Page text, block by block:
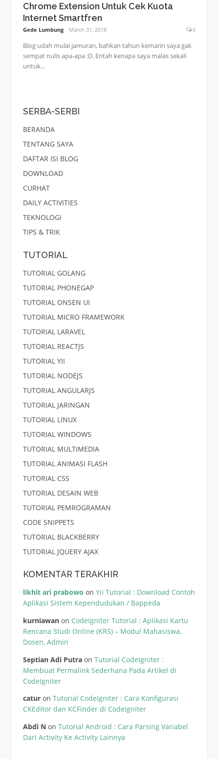
Chrome Extension Untuk Cek Kuota
Internet Smartfren
Gede Lumbung March 31, 2018 0
Blog udah mulai jamuran, bahkan tahun kemarin saya gak
sempat nulis apa-apa :D. Entah kenapa saya malas sekali
untuk...
SERBA-SERBI
BERANDA
TENTANG SAYA
DAFTAR ISI BLOG
DOWNLOAD
CURHAT
DAILY ACTIVITIES
TEKNOLOGI
TIPS & TRIK
TUTORIAL
TUTORIAL GOLANG
TUTORIAL PHONEGAP
TUTORIAL ONSEN UI
TUTORIAL MICRO FRAMEWORK
TUTORIAL LARAVEL
TUTORIAL REACTJS
TUTORIAL YII
TUTORIAL NODEJS
TUTORIAL ANGULARJS
TUTORIAL JARINGAN
TUTORIAL LINUX
TUTORIAL WINDOWS
TUTORIAL MULTIMEDIA
TUTORIAL ANIMASI FLASH
TUTORIAL CSS
TUTORIAL DESAIN WEB
TUTORIAL PEMROGRAMAN
CODE SNIPPETS
TUTORIAL BLACKBERRY
TUTORIAL JQUERY AJAX
KOMENTAR TERAKHIR
likhit ari prabowo on Yii Tutorial : Download Contoh
Aplikasi Sistem Kependudukan / Bappeda
kurniawanon CodeIgniter Tutorial : Aplikasi Kartu
Rencana Studi Online (KRS) – Modul Mahasiswa,
Dosen, Admin
Septian Adi Putraon Tutorial CodeIgniter :
Membuat Permalink Sederhana Pada Artikel di
CodeIgniter
caturon Tutorial CodeIgniter : Cara Konfigurasi
CKEditor dan KCFinder di CodeIgniter
Abdi N on Tutorial Android : Cara Parsing Variabel
Dari Activity Ke Activity Lainnya